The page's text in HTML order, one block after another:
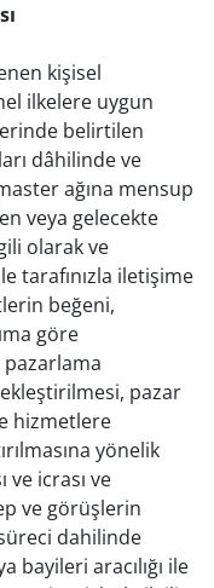
kişisel
ilkelere uygun
belirtilen
dâhilinde ve
ağına mensup
veya gelecekte
olarak ve
tarafınızla iletişime
beğeni,
göre
pazarlama
pazar
hizmetlere
yönelik
icrası ve
ve görüşlerin
dahilinde
bayileri aracılığı ile